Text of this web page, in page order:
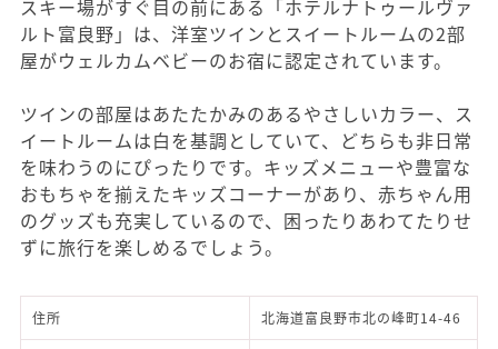
スキー場がすぐ目の前にある「ホテルナトゥールヴァ
ルト富良野」は、洋室ツインとスイートルームの2部
屋がウェルカムベビーのお宿に認定されています。
ツインの部屋はあたたかみのあるやさしいカラー、ス
イートルームは白を基調としていて、どちらも非日常
を味わうのにぴったりです。キッズメニューや豊富な
おもちゃを揃えたキッズコーナーがあり、赤ちゃん用
のグッズも充実しているので、困ったりあわてたりせ
ずに旅行を楽しめるでしょう。
住所 北海道富良野市北の峰町14-46